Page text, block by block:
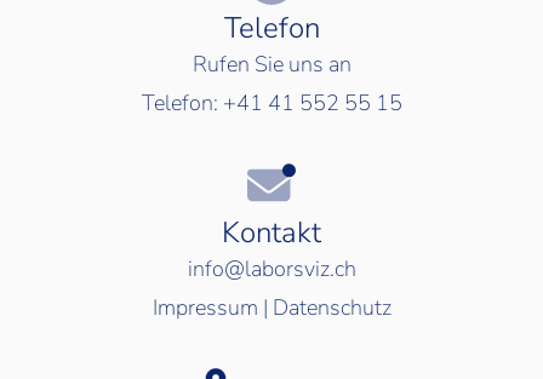
Telefon
Rufen Sie uns an
Telefon: +41 41 552 55 15
Kontakt
info@laborsviz.ch
Impressum | Datenschutz